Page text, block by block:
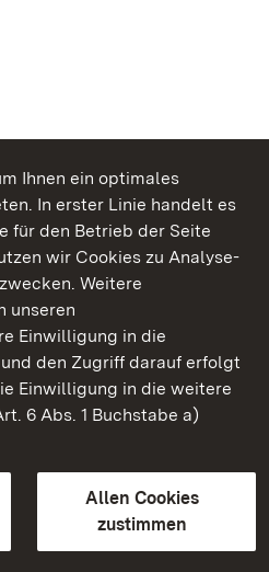
Ihnen ein optimales
In erster Linie handelt es
für den Betrieb der Seite
wir Cookies zu Analyse-
Weitere
unseren
Einwilligung in die
den Zugriff darauf erfolgt
Einwilligung in die weitere
6 Abs. 1 Buchstabe a)
Allen Cookies
zustimmen
Baden-Württemberg